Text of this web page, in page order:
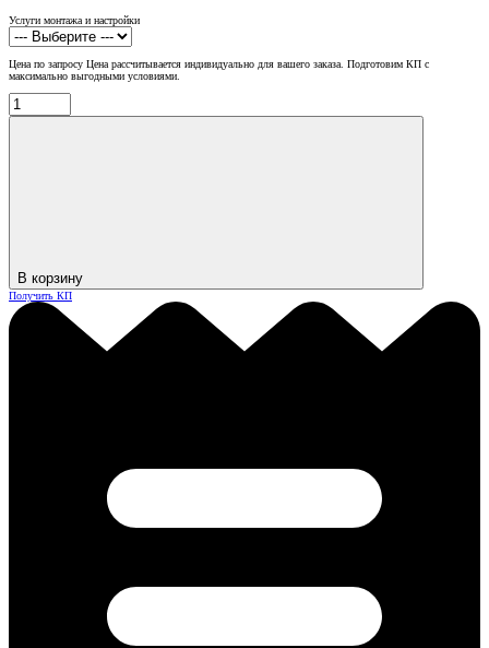
Услуги монтажа и настройки
Цена по запросу Цена рассчитывается индивидуально для вашего заказа. Подготовим КП с
максимально выгодными условиями.
В корзину
Получить КП